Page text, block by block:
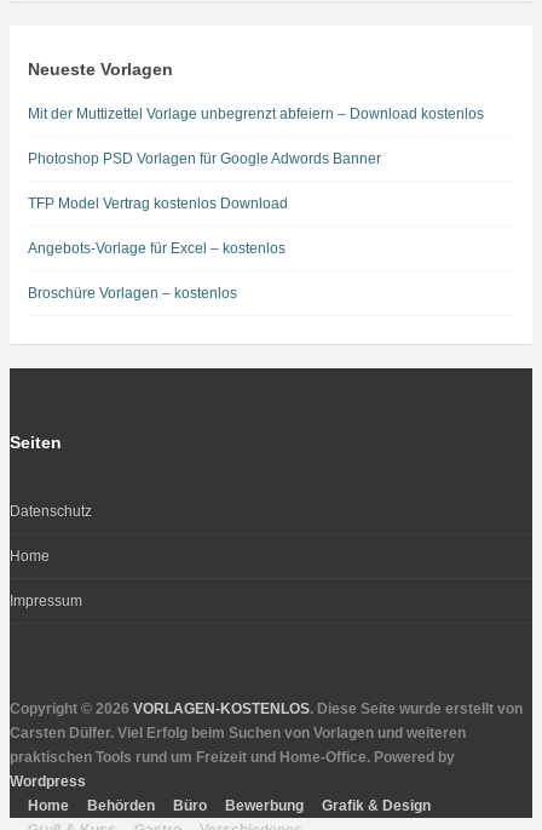
Neueste Vorlagen
Mit der Muttizettel Vorlage unbegrenzt abfeiern – Download kostenlos
Photoshop PSD Vorlagen für Google Adwords Banner
TFP Model Vertrag kostenlos Download
Angebots-Vorlage für Excel – kostenlos
Broschüre Vorlagen – kostenlos
Seiten
Datenschutz
Home
Impressum
Copyright © 2026 VORLAGEN-KOSTENLOS. Diese Seite wurde erstellt von
Carsten Dülfer. Viel Erfolg beim Suchen von Vorlagen und weiteren
praktischen Tools rund um Freizeit und Home-Office. Powered by
Wordpress
Home
Behörden Büro Bewerbung
Grafik & Design